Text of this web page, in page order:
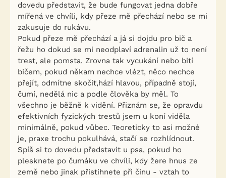
dovedu představit, že bude fungovat jedna dobře
mířená ve chvíli, kdy přeze mě přechází nebo se mi
zakusuje do rukávu.
Pokud přeze mě přechází a já si dojdu pro bič a
řežu ho dokud se mi neodplaví adrenalin už to není
trest, ale pomsta. Zrovna tak vycukání nebo bití
bičem, pokud někam nechce vlézt, něco nechce
přejít, odmítne skočit,hází hlavou, případně stojí,
čumí, nedělá nic a podle člověka by měl. To
všechno je běžně k vidění. Přiznám se, že opravdu
efektivních fyzických trestů jsem u koní viděla
minimálně, pokud vůbec. Teoreticky to asi možné
je, praxe trochu pokulhává, stačí se rozhlídnout.
Spíš si to dovedu představit u psa, pokud ho
plesknete po čumáku ve chvíli, kdy žere hnus ze
země nebo jinak přistihnete při činu - vztah to